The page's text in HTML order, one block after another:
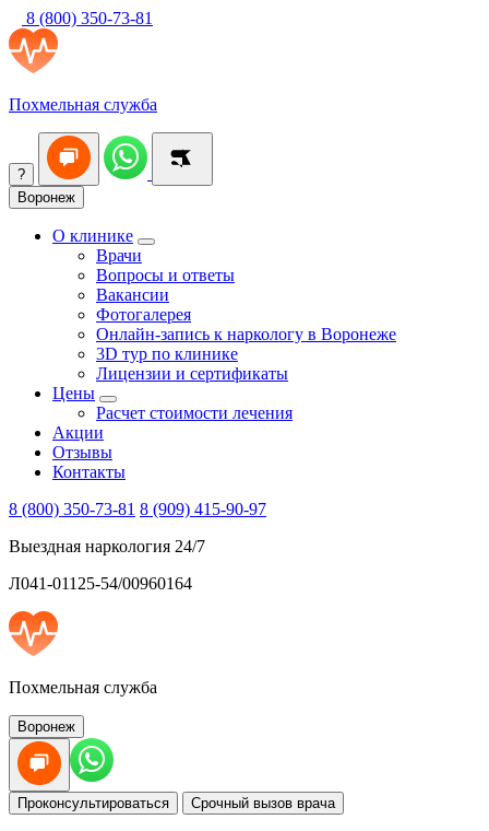
8 (800) 350-73-81
Похмельная служба
?
Воронеж
О клинике
Врачи
Вопросы и ответы
Вакансии
Фотогалерея
Онлайн-запись к наркологу в Воронеже
3D тур по клинике
Лицензии и сертификаты
Цены
Расчет стоимости лечения
Акции
Отзывы
Контакты
8 (800) 350-73-81 8 (909) 415-90-97
Выездная наркология 24/7
Л041-01125-54/00960164
Похмельная служба
Воронеж
Проконсультироваться Срочный вызов врача